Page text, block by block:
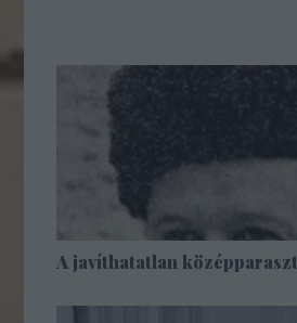
A javíthatatlan középparaszt